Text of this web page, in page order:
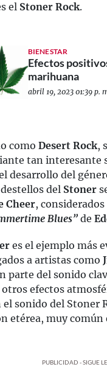
el Stoner Rock.
BIENESTAR
Efectos
marihuana
abril 19, 2023 01:39 p.
como Desert Rock,
tan interesante
desarrollo del
del Stoner
Cheer,
Blues” de
es el ejemplo más
a artistas como
parte del sonido
efectos
el sonido del Stoner
etérea, muy común
PUBLICIDAD - SIGUE